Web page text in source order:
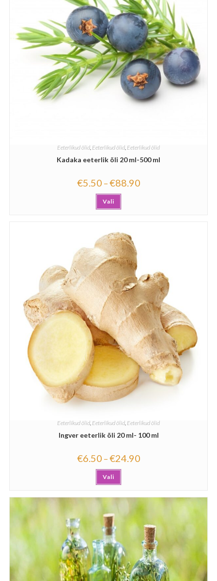
Eeterlikud õlid, Eeterlikud õlid, Eeterlikud õlid
Kadaka eeterlik õli 20 ml-500 ml
€5.50 –€88.90
Vali
Eeterlikud õlid, Eeterlikud õlid, Eeterlikud õlid
Ingver eeterlik õli 20 ml- 100 ml
€6.50 –€24.90
Vali